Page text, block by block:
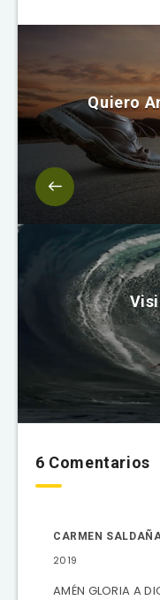
Quiero
6 Comentarios
CARMEN
2019
AMÉN GLORIA A